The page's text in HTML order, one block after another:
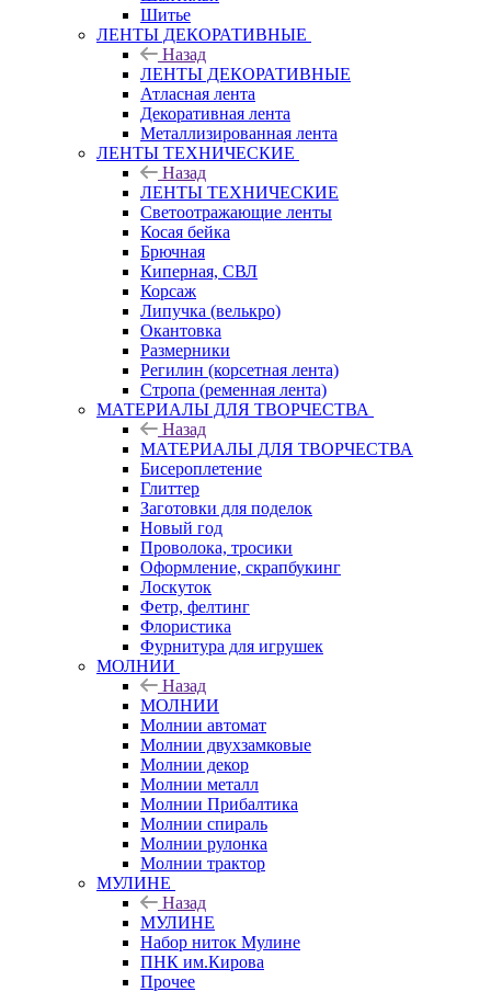
Шитье
ЛЕНТЫ ДЕКОРАТИВНЫЕ
Назад
ЛЕНТЫ ДЕКОРАТИВНЫЕ
Атласная лента
Декоративная лента
Металлизированная лента
ЛЕНТЫ ТЕХНИЧЕСКИЕ
Назад
ЛЕНТЫ ТЕХНИЧЕСКИЕ
Светоотражающие ленты
Косая бейка
Брючная
Киперная, СВЛ
Корсаж
Липучка (велькро)
Окантовка
Размерники
Регилин (корсетная лента)
Стропа (ременная лента)
МАТЕРИАЛЫ ДЛЯ ТВОРЧЕСТВА
Назад
МАТЕРИАЛЫ ДЛЯ ТВОРЧЕСТВА
Бисероплетение
Глиттер
Заготовки для поделок
Новый год
Проволока, тросики
Оформление, скрапбукинг
Лоскуток
Фетр, фелтинг
Флористика
Фурнитура для игрушек
МОЛНИИ
Назад
МОЛНИИ
Молнии автомат
Молнии двухзамковые
Молнии декор
Молнии металл
Молнии Прибалтика
Молнии спираль
Молнии рулонка
Молнии трактор
МУЛИНЕ
Назад
МУЛИНЕ
Набор ниток Мулине
ПНК им.Кирова
Прочее